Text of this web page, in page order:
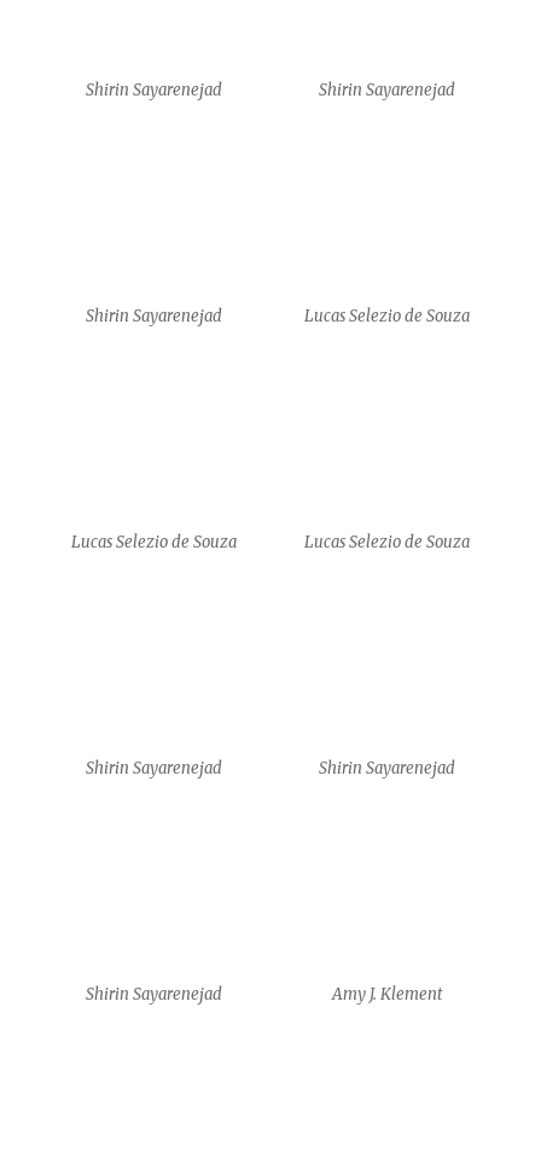
Lucas Selezio de Souza Lucas Selezio de Souza
Shirin Sayarenejad Shirin Sayarenejad
Shirin Sayarenejad Amy J. Klement
Amy J. Klement Amy J. Klement
Amy J. Klement Yam Shalev